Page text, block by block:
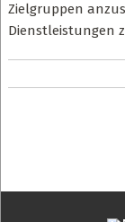
Zielgruppen
Dienstleistungen